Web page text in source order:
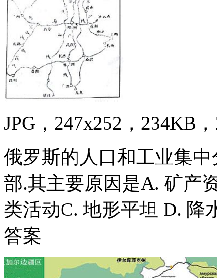
JPG，247x252，234KB
俄罗斯的人口和工业集
部.其主要原因是A. 矿产
类活动C. 地形平坦 D. 降
答案